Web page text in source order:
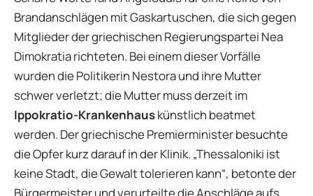
Brandanschlägen mit Gaskartuschen, die sich gegen
Mitglieder der griechischen Regierungspartei Nea
Dimokratia richteten. Bei einem dieser Vorfälle
wurden die Politikerin Nestora und ihre Mutter
schwer verletzt; die Mutter muss derzeit im
Ippokratio-Krankenhauskünstlich beatmet
werden. Der griechische Premierminister besuchte
die Opfer kurz darauf in der Klinik. „Thessaloniki ist
keine Stadt, die Gewalt tolerieren kann“, betonte der